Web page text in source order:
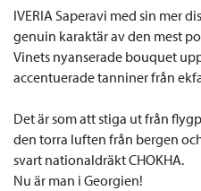
IVERIA Saperavi med sin mer
genuin karaktär av den mest
Vinets nyanserade bouquet
accentuerade tanniner från
Det är som att stiga ut från
den torra luften från bergen
svart nationaldräkt CHOKHA.
Nu är man i Georgien!